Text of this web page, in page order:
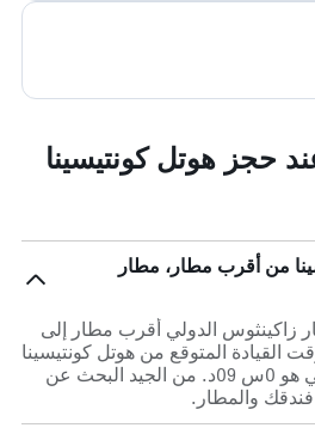
حجز هوتل كونتيسينا
من أقرب مطار، مطار
يعد مطار زاكينثوس الدولي أقرب مطار إلى
القيادة المتوقع من هوتل كونتيسينا
إلى مطار زاكينثوس الدولي هو 0س 09د. من الجيد البحث عن
والمطار.